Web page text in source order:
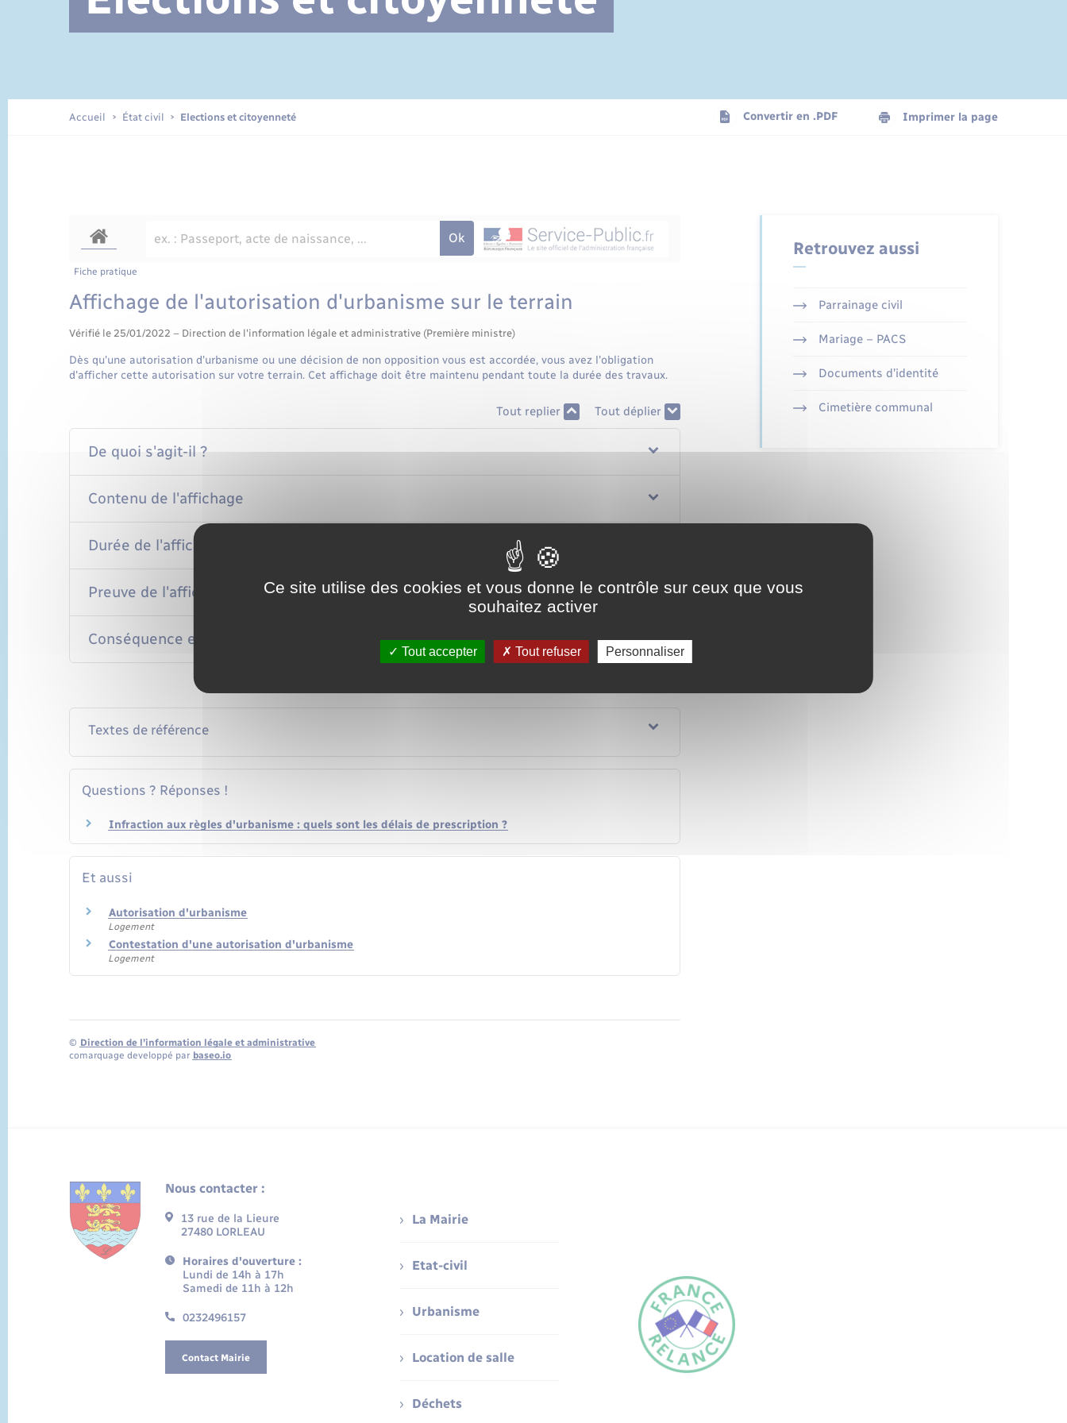
Documents d’identité Cimetière communal
Accueil État civil Elections et citoyenneté Convertir en .PDF Imprimer la page
Fiche pratique
Affichage de l'autorisation d'urbanisme sur le terrain
Vérifié le 25/01/2022 – Direction de l'information légale et administrative (Première ministre)
Dès qu'une autorisation d'urbanisme ou une décision de non opposition vous est accordée, vous avez l'obligation
d'afficher cette autorisation sur votre terrain. Cet affichage doit être maintenu pendant toute la durée des travaux.
Tout replier Tout déplier
De quoi s'agit-il ?
Contenu de l'affichage
Durée de l'affichage
Preuve de l'affichage
Conséquence en l'absence d'affichage
Textes de référence
Questions ? Réponses !
Infraction aux règles d'urbanisme : quels sont les délais de prescription ?
Et aussi
Autorisation d'urbanisme
Logement
Contestation d'une autorisation d'urbanisme
Logement
© Direction de l’information légale et administrative
comarquage developpé par baseo.io
Retrouvez aussi
Parrainage civil
Mariage – PACS
Documents d’identité
Cimetière communal
Nous contacter :
13 rue de la Lieure
27480 LORLEAU
Horaires d'ouverture :
Lundi de 14h à 17h
Samedi de 11h à 12h
0232496157
Contact Mairie
La Mairie
Etat-civil
Urbanisme
Location de salle
Déchets
Ce site utilise des cookies et vous donne le contrôle sur ceux que vous
souhaitez activer
Tout accepter Tout refuser Personnaliser